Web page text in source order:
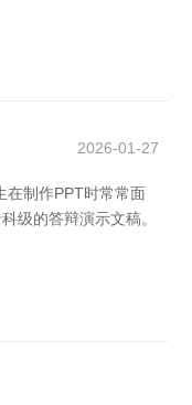
2026-01-27
在制作PPT时常常面
级的答辩演示文稿。